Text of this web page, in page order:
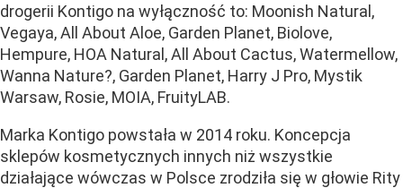
drogerii Kontigo na wyłączność to: Moonish Natural,
Vegaya, All About Aloe, Garden Planet, Biolove,
Hempure, HOA Natural, All About Cactus, Watermellow,
Wanna Nature?, Garden Planet, Harry J Pro, Mystik
Warsaw, Rosie, MOIA, FruityLAB.
Marka Kontigo powstała w 2014 roku. Koncepcja
sklepów kosmetycznych innych niż wszystkie
działające wówczas w Polsce zrodziła się w głowie Rity